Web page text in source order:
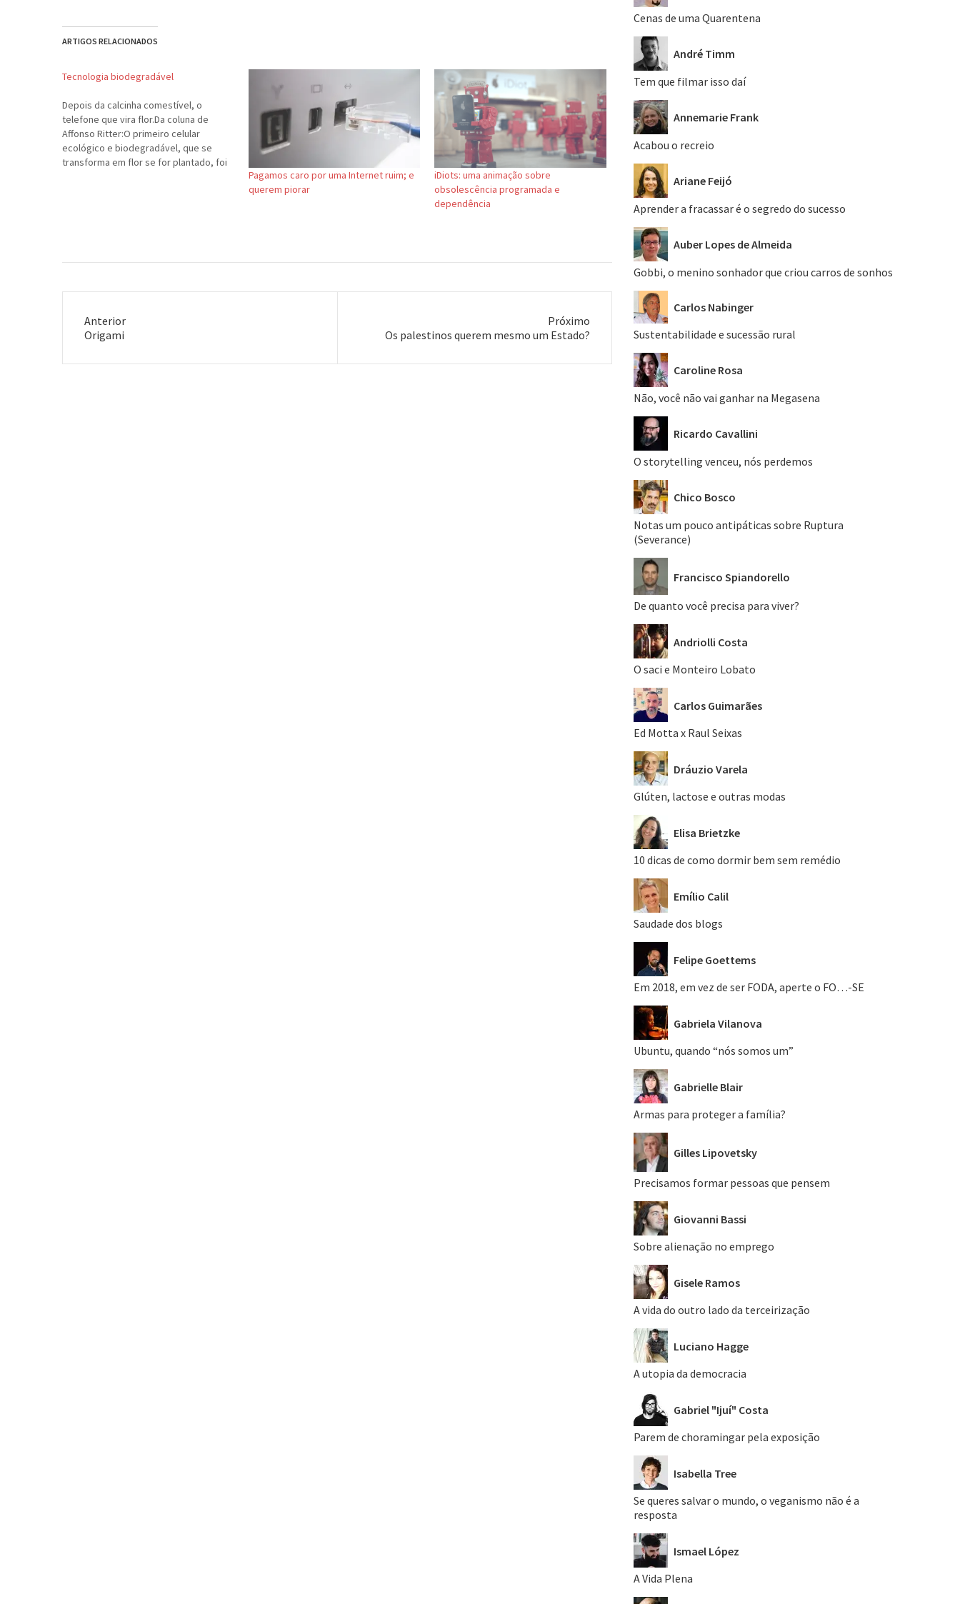
ARTIGOS RELACIONADOS
Tecnologia biodegradável
Depois da calcinha comestível, o
telefone que vira flor.Da coluna de
Affonso Ritter:O primeiro celular
ecológico e biodegradável, que se
transforma em flor se for plantado, foi
Pagamos caro por uma Internet ruim; e
querem piorar
iDiots: uma animação sobre
obsolescência programada e
dependência
Anterior
Post
Origami
Próximo
PróximoOs palestinos querem mesmo um Estado?
Cenas de uma Quarentena
André Timm
Tem que filmar isso daí
Annemarie Frank
Acabou o recreio
Ariane Feijó
Aprender a fracassar é o segredo do sucesso
Auber Lopes de Almeida
Gobbi, o menino sonhador que criou carros de sonhos
Carlos Nabinger
Sustentabilidade e sucessão rural
Caroline Rosa
Não, você não vai ganhar na Megasena
Ricardo Cavallini
O storytelling venceu, nós perdemos
Chico Bosco
Notas um pouco antipáticas sobre Ruptura
(Severance)
Francisco Spiandorello
De quanto você precisa para viver?
Andriolli Costa
O saci e Monteiro Lobato
Carlos Guimarães
Ed Motta x Raul Seixas
Dráuzio Varela
Glúten, lactose e outras modas
Elisa Brietzke
10 dicas de como dormir bem sem remédio
Emílio Calil
Saudade dos blogs
Felipe Goettems
Em 2018, em vez de ser FODA, aperte o FO…-SE
Gabriela Vilanova
Ubuntu, quando “nós somos um”
Gabrielle Blair
Armas para proteger a família?
Gilles Lipovetsky
Precisamos formar pessoas que pensem
Giovanni Bassi
Sobre alienação no emprego
Gisele Ramos
A vida do outro lado da terceirização
Luciano Hagge
A utopia da democracia
Gabriel "Ijuí" Costa
Parem de choramingar pela exposição
Isabella Tree
Se queres salvar o mundo, o veganismo não é a
resposta
Ismael López
A Vida Plena